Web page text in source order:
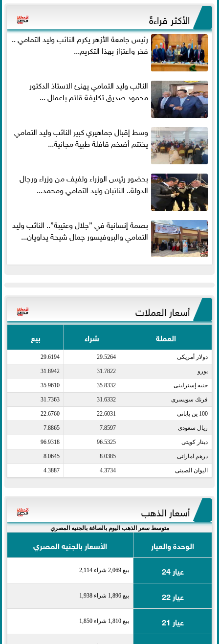
الأكثر قراءةً
رئيس جامعة الأزهر يكرم النائب وليد التمامي ..
فخر واعتزاز بهذا التكريم...
النائب وليد التمامي يهنئ الاستاذ الدكتور
محمود صديق تكليفة قائم باعمال ...
وسط إقبال جماهيري كبير النائب وليد التمامي
يختتم أضخم قافلة طبية مجانية...
بحضور رئيس الوزراء ولفيف من وزراء ورجال
الدولة.. النائبان وليد التمامي ومحمد...
بصمة إنسانية في ”جلال وعتيبة”.. النائب وليد
التمامي والبروفيسور جمال شيحة يداويان...
أسعار العملات
العملة شراء بيع
دولار أمريكى​ 29.5264
29.6194
يورو​ 31.7822
31.8942
جنيه إسترلينى​ 35.8332
35.9610
فرنك سويسرى​ 31.6332
31.7363
100 ين يابانى​ 22.6031
22.6760
ريال سعودى​ 7.8597
7.8865
دينار كويتى​ 96.5325
96.9318
درهم اماراتى​ 8.0385
8.0645
اليوان الصينى​ 4.3734
4.3887
أسعار الذهب
متوسط سعر الذهب اليوم بالصاغة بالجنيه المصري
الوحدة والعيار
الأسعار بالجنيه المصري
عيار 24
بيع 2,069 شراء 2,114
عيار 22 بيع 1,896 شراء 1,938
عيار 21 بيع 1,810 شراء 1,850